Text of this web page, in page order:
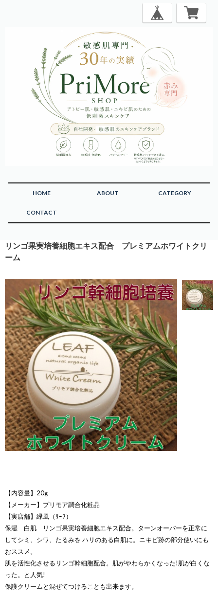
HOME ABOUT CATEGORY
CONTACT
リンゴ果実培養細胞エキス配合 プレミアムホワイトクリ
ーム
【内容量】20g
【メーカー】プリモア調合化粧品
【実店舗】緑風（ﾘｰﾌ）
保湿 白肌 リンゴ果実培養細胞エキス配合。ターンオーバーを正常に
してシミ、シワ、たるみを ハリのある白肌に。ニキビ跡の部分使いにも
おススメ。
肌を活性化させるリンゴ幹細胞配合。肌がやわらかくなった!肌が白くな
った。と人気!
保護クリームと混ぜてつけることも出来ます。